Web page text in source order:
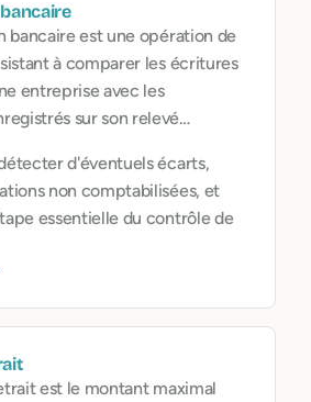
bancaire est une opération de
à comparer les écritures
entreprise avec les
sur son relevé
d'éventuels écarts,
non comptabilisées, et
essentielle du contrôle de
est le montant maximal